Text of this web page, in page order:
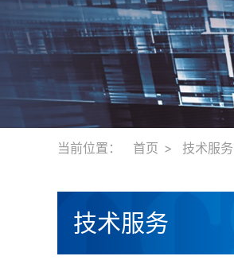
当前位置： 首页 技术服务
技术服务